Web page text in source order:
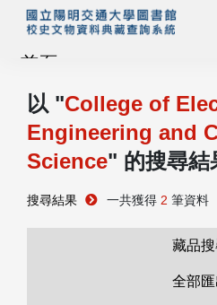
首頁
藏品查詢
校史館簡介
藏品清單全覽
以 "College of
Engineering and
Science" 的搜尋結
搜尋結果 一共獲得 2 筆資料
藏品
全部匯